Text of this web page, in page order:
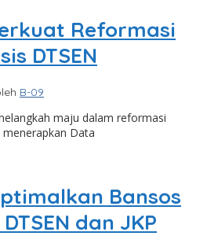
Reformasi
DTSEN
B-09
maju dalam reformasi
Data
Bansos
dan JKP